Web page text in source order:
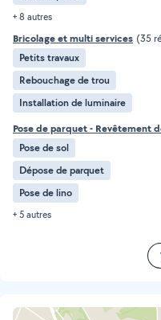
+ 8 autres
Bricolage et multi services (35
Petits travaux
Rebouchage de trou
Installation de luminaire
Pose de parquet - Revêtement
Pose de sol
Dépose de parquet
Pose de lino
+ 5 autres